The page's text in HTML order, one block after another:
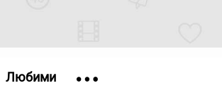
Любими